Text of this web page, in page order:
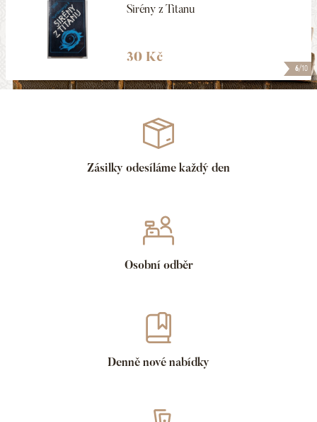
6/10
Sirény z Titanu
30 Kč
Zásilky odesíláme každý den
Osobní odběr
Denně nové nabídky